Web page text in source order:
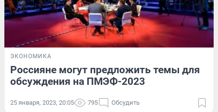
ЭКОНОМИКА
Россияне могут предложить темы для
обсуждения на ПМЭФ-2023
25 января, 2023, 20:05 795 Обсудить